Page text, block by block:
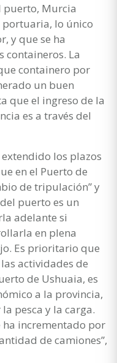
puerto, Murcia
portuaria, lo único
y que se ha
containeros. La
containero por
un buen
que el ingreso de la
es a través del
los plazos
en el Puerto de
de tripulación” y
puerto es un
adelante si
en plena
Es prioritario que
actividades de
de Ushuaia, es
a la provincia,
pesca y la carga.
ha incrementado por
de camiones”,